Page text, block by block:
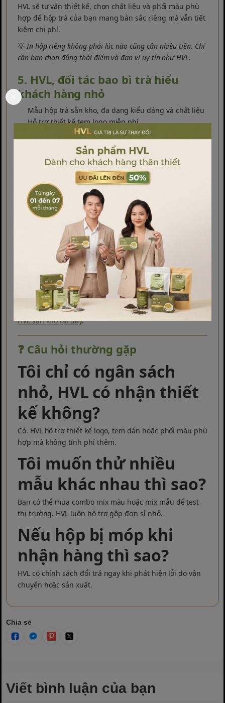
HVL sẽ tư vấn thiết kế, chọn chất liệu và phối màu phù
hợp để hộp trà của bạn mang bản sắc riêng mà vẫn tiết
kiệm chi phí.
💡 In hộp riêng không phải lúc nào cũng cần nhiều tiền. Chỉ
cần bạn chọn đúng thời điểm và đơn vị uy tín như HVL.
5. HVL, đối tác bao bì trà hiểu
khách hàng nhỏ
Mẫu hộp trà sẵn kho, đa dạng kiểu dáng và chất liệu
Hỗ trợ thiết kế tem logo miễn phí
Không yêu cầu đơn hàng tối thiểu cao
Bảo hành lỗi móp khi nhận hàng
Giao nhanh toàn quốc trong 1-3 ngày
Dù bạn là cửa hàng nhỏ, thương hiệu mới hay đại lý
phân phối trà, HVL đều có giải pháp phù hợp giúp bạn
tiết kiệm, nhanh và hiệu quả.
6. Kết luận
Mua hộp trà bao bì rẻ và hiệu quả không khó. Chỉ cần
bạn chọn đúng giải pháp phù hợp với ngân sách hiện
tại. HVL đồng hành cùng bạn trong từng giai đoạn phát
triển thương hiệu, từ mẫu hộp có sẵn đến in riêng
chuyên biệt.
📞 Liên hệ HVL để được tư vấn giải pháp bao bì trà tiết
kiệm và hiệu quả nhất cho bạn. 👉Xem mẫu hộp trà
HVL sẵn kho tại đây.
❓ Câu hỏi thường gặp
Tôi chỉ có ngân sách
nhỏ, HVL có nhận thiết
kế không?
Có. HVL hỗ trợ thiết kế logo, tem dán hoặc phối màu phù
hợp mà không tính phí thêm.
Tôi muốn thử nhiều
mẫu khác nhau thì sao?
Bạn có thể mua combo mix màu hoặc mix mẫu để test
thị trường. HVL luôn hỗ trợ gộp đơn sỉ nhỏ.
Nếu hộp bị móp khi
nhận hàng thì sao?
HVL có chính sách đổi trả ngay khi phát hiện lỗi do vận
chuyển hoặc sản xuất.
Chia sẻ
Viết bình luận của bạn